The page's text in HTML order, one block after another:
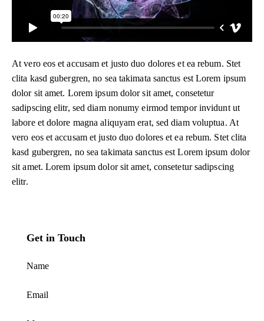
At vero eos et accusam et justo duo dolores et ea rebum. Stet
clita kasd gubergren, no sea takimata sanctus est Lorem ipsum
dolor sit amet. Lorem ipsum dolor sit amet, consetetur
sadipscing elitr, sed diam nonumy eirmod tempor invidunt ut
labore et dolore magna aliquyam erat, sed diam voluptua. At
vero eos et accusam et justo duo dolores et ea rebum. Stet clita
kasd gubergren, no sea takimata sanctus est Lorem ipsum dolor
sit amet. Lorem ipsum dolor sit amet, consetetur sadipscing
elitr.
Get in Touch